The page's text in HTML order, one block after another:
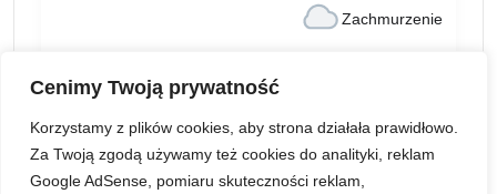
Cenimy Twoją prywatność
Korzystamy z plików cookies, aby strona działała prawidłowo.
Za Twoją zgodą używamy też cookies do analityki, reklam
Google AdSense, pomiaru skuteczności reklam,
Zachmurzenie
0 mm (1%)